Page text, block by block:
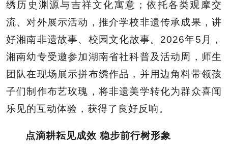
绣历史渊源与吉祥文化寓意；依托各类观摩交
流、对外展示活动，推介学校非遗传承成果，讲
好湘南非遗故事、校园文化故事。2026年5月，
湘南幼专受邀参加湖南省社科普及活动周，师生
团队在现场展示拼布绣作品，并用边角料带领孩
子们制作布艺玫瑰，将非遗美学转化为群众喜闻
乐见的互动体验，获得了良好反响。
点滴耕耘见成效 稳步前行树形象